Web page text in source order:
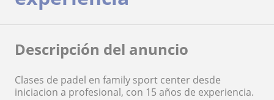
Descripción del anuncio
Clases de padel en family sport center desde
iniciacion a profesional, con 15 años de experiencia.